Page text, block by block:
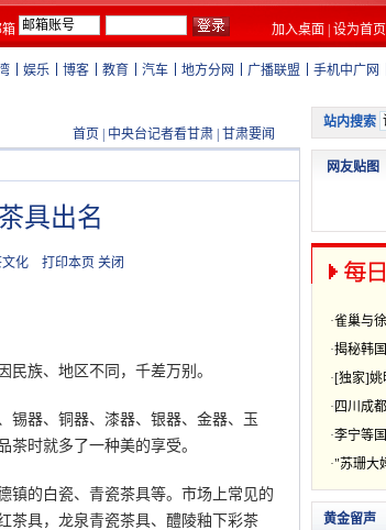
加入桌面 设为首页
娱乐 博客 教育 汽车 地方分网 广播联盟 手机中广网
首页 中央台记者看甘肃 甘肃要闻
具出名
文化 打印本页 关闭
民族、地区不同，千差万别。
器、铜器、漆器、银器、金器、玉
茶时就多了一种美的享受。
的白瓷、青瓷茶具等。市场上常见的
茶具，龙泉青瓷茶具、醴陵釉下彩茶